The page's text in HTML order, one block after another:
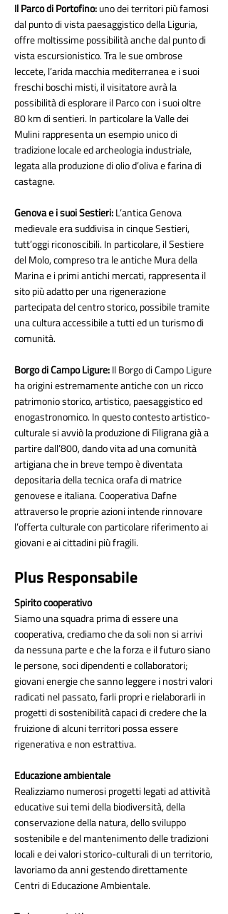
Il Parco di Portofino:uno dei territori più famosi
dal punto di vista paesaggistico della Liguria,
offre moltissime possibilità anche dal punto di
vista escursionistico. Tra le sue ombrose
leccete, l’arida macchia mediterranea e i suoi
freschi boschi misti, il visitatore avrà la
possibilità di esplorare il Parco con i suoi oltre
80 km di sentieri. In particolare la Valle dei
Mulini rappresenta un esempio unico di
tradizione locale ed archeologia industriale,
legata alla produzione di olio d’oliva e farina di
castagne.
Genova e i suoi Sestieri:L’antica Genova
medievale era suddivisa in cinque Sestieri,
tutt’oggi riconoscibili. In particolare, il Sestiere
del Molo, compreso tra le antiche Mura della
Marina e i primi antichi mercati, rappresenta il
sito più adatto per una rigenerazione
partecipata del centro storico, possibile tramite
una cultura accessibile a tutti ed un turismo di
comunità.
Borgo di Campo Ligure:Il Borgo di Campo Ligure
ha origini estremamente antiche con un ricco
patrimonio storico, artistico, paesaggistico ed
enogastronomico. In questo contesto artistico-
culturale si avviò la produzione di Filigrana già a
partire dall’800, dando vita ad una comunità
artigiana che in breve tempo è diventata
depositaria della tecnica orafa di matrice
genovese e italiana. Cooperativa Dafne
attraverso le proprie azioni intende rinnovare
l’offerta culturale con particolare riferimento ai
giovani e ai cittadini più fragili.
Plus Responsabile
Spirito cooperativo
Siamo una squadra prima di essere una
cooperativa, crediamo che da soli non si arrivi
da nessuna parte e che la forza e il futuro siano
le persone, soci dipendenti e collaboratori;
giovani energie che sanno leggere i nostri valori
radicati nel passato, farli propri e rielaborarli in
progetti di sostenibilità capaci di credere che la
fruizione di alcuni territori possa essere
rigenerativa e non estrattiva.
Educazione ambientale
Realizziamo numerosi progetti legati ad attività
educative sui temi della biodiversità, della
conservazione della natura, dello sviluppo
sostenibile e del mantenimento delle tradizioni
locali e dei valori storico-culturali di un territorio,
lavoriamo da anni gestendo direttamente
Centri di Educazione Ambientale.